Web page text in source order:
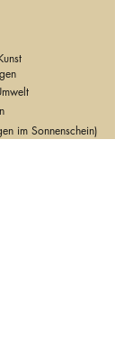
im Sonnenschein)